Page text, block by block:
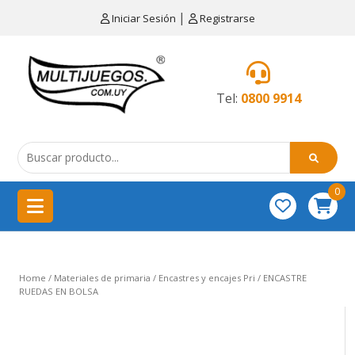
Iniciar Sesión | Registrarse
Tel: 0800 9914
MENÚ
de
cocina
China
importación
Educativos
0
Home / Materiales de primaria / Encastres y encajes Pri / ENCASTRE
RUEDAS EN BOLSA